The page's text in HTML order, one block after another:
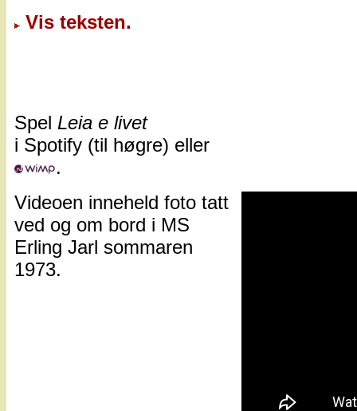
Vis teksten.
Spel Leia e livet
i Spotify (til høgre) eller
.
Videoen inneheld foto tatt
ved og om bord i MS
Erling Jarl sommaren
1973.